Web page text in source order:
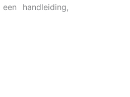
handleiding,